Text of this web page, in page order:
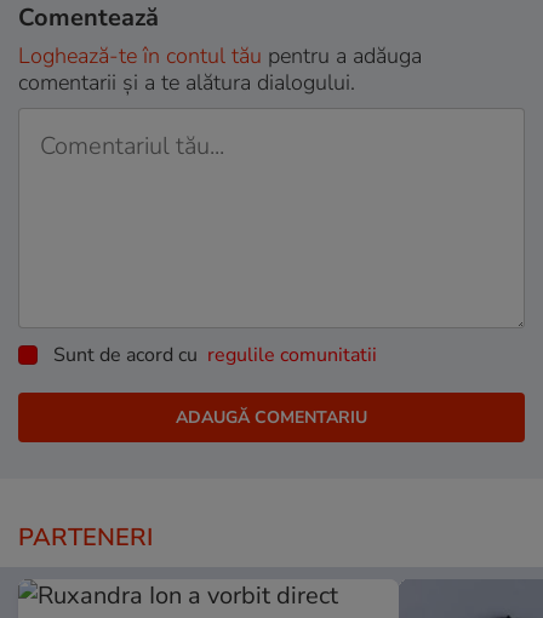
Comentează
Loghează-te în contul tău pentru a adăuga
comentarii și a te alătura dialogului.
Sunt de acord cu regulile comunitatii
PARTENERI